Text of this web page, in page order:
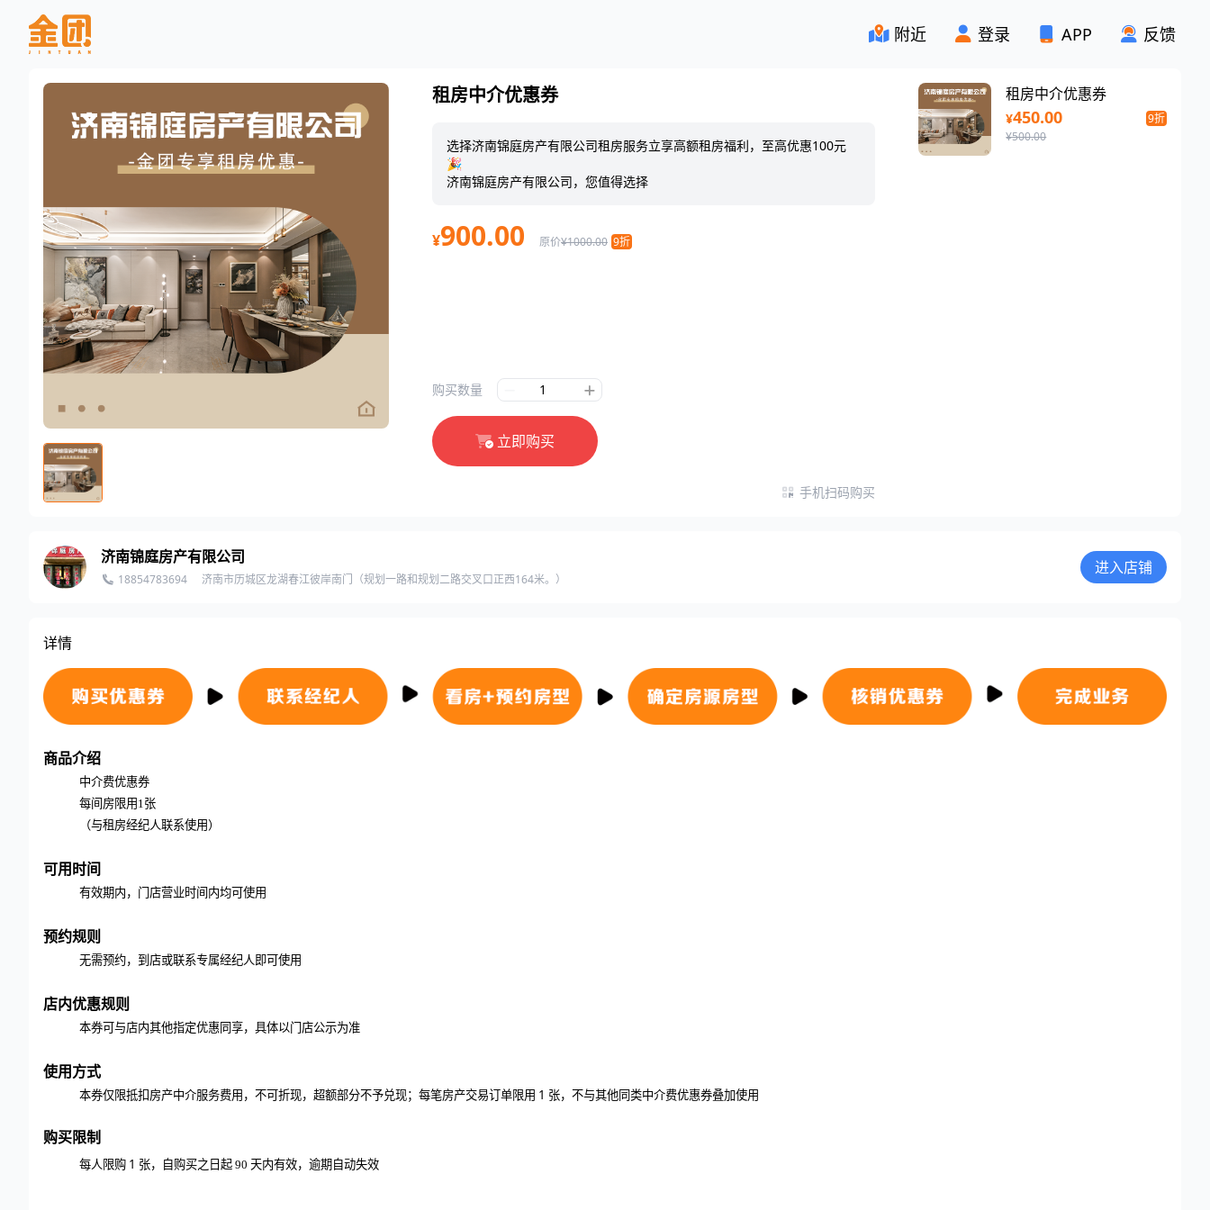
附近 登录 APP 反馈
租房中介优惠券
选择济南锦庭房产有限公司租房服务立享高额租房福利，至高优惠100元
🎉
济南锦庭房产有限公司，您值得选择
¥900.00 原价¥1000.00 9折
购买数量
立即购买
手机扫码购买
租房中介优惠券
¥450.00
9折
¥500.00
济南锦庭房产有限公司
18854783694 济南市历城区龙湖春江彼岸南门（规划一路和规划二路交叉口正西164米。）
进入店铺
详情
商品介绍
中介费优惠券
每间房限用 1张
（与租房经纪人联系使用）
可用时间
有效期内，门店营业时间内均可使用
预约规则
无需预约，到店或联系专属经纪人即可使用
店内优惠规则
本券可与店内其他指定优惠同享，具体以门店公示为准
使用方式
本券仅限抵扣房产中介服务费用，不可折现，超额部分不予兑现；每笔房产交易订单限用 1 张，不与其他同类中介费优惠券叠加使用
购买限制
每人限购 1 张，自购买之日起 90 天内有效，逾期自动失效